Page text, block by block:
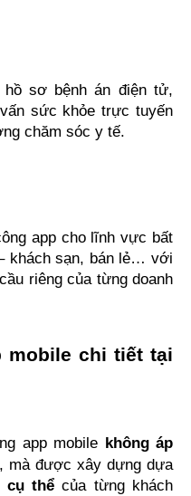
sơ bệnh án điện tử,
sức khỏe trực tuyến
chăm sóc y tế.
app cho lĩnh vực bất
khách sạn, bán lẻ… với
riêng của từng doanh
mobile chi tiết tại
app mobile không áp
mà được xây dựng dựa
cụ thể của từng khách